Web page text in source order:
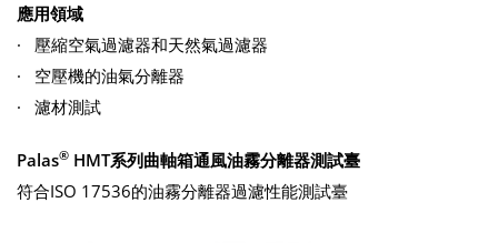
應用領域
· 壓縮空氣過濾器和天然氣過濾器
· 空壓機的油氣分離器
· 濾材測試
Palas® HMT系列曲軸箱通風油霧分離器測試臺
符合ISO 17536的油霧分離器過濾性能測試臺